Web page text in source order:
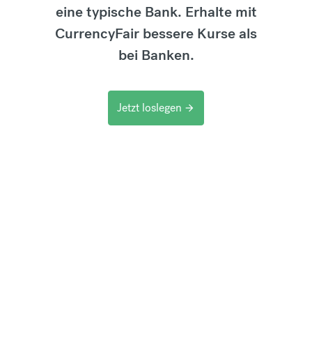
eine typische Bank. Erhalte mit
CurrencyFair bessere Kurse als
bei Banken.
Jetzt loslegen arrow_forward